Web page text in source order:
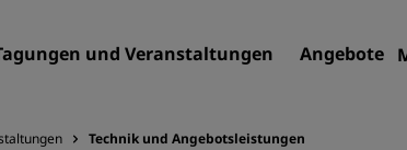
und Veranstaltungen Angebote
Technik und Angebotsleistungen